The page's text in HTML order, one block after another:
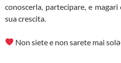
conoscerla, partecipare, e
sua crescita.
Non siete e non sarete mai